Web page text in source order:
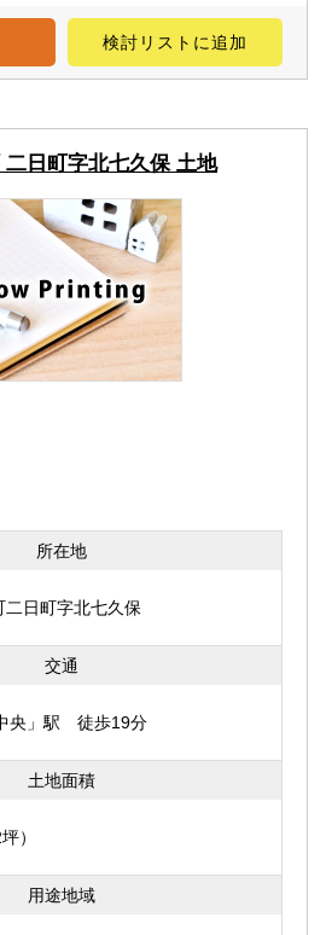
検討リスト に追加
日町字北七久保 土地
所在地
二日町字北七久保
交通
央」駅 徒歩19分
土地面積
）
用途地域